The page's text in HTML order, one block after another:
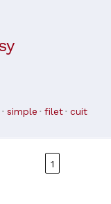
simple filet cuit
1